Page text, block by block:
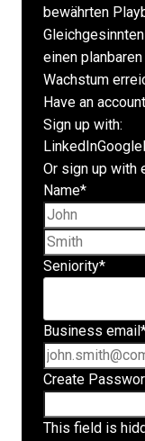
bewährten
einen
Wachstum
Have an
Sign up with:
LinkedInGoogle
Or sign up with
Name*
Seniority*
Business email
Create
This field is